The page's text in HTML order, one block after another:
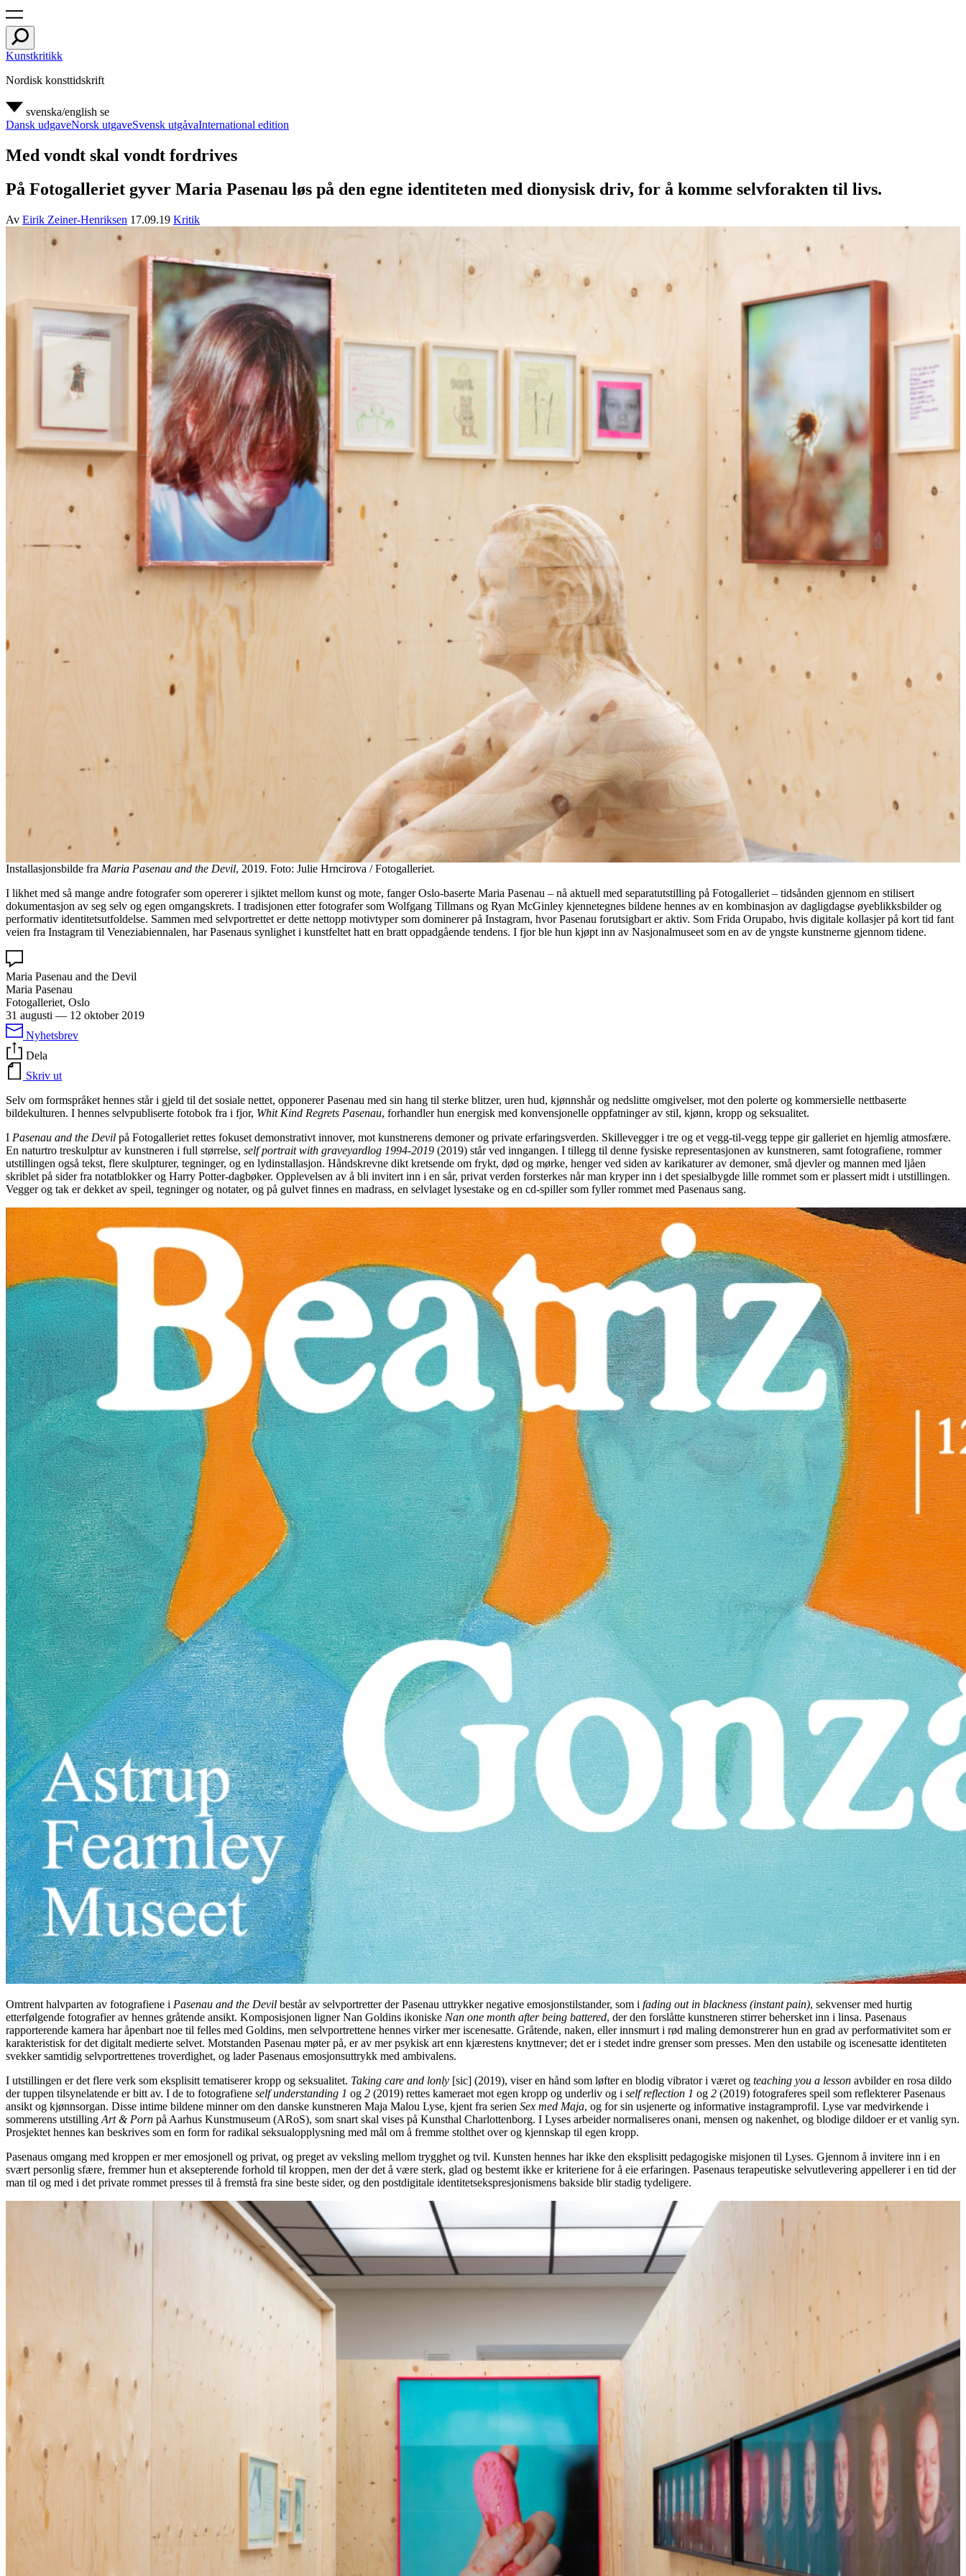
Kunstkritikk
Nordisk konsttidskrift
svenska/english se
Dansk udgaveNorsk utgaveSvensk utgåvaInternational edition
Med vondt skal vondt fordrives
På Fotogalleriet gyver Maria Pasenau løs på den egne identiteten med dionysisk driv, for å komme selvforakten til livs.
Av Eirik Zeiner-Henriksen 17.09.19 Kritik
Installasjonsbilde fra Maria Pasenau and the Devil, 2019. Foto: Julie Hrncirova / Fotogalleriet.
I likhet med så mange andre fotografer som opererer i sjiktet mellom kunst og mote, fanger Oslo-baserte Maria Pasenau – nå aktuell med separatutstilling på Fotogalleriet – tidsånden gjennom en stilisert
dokumentasjon av seg selv og egen omgangskrets. I tradisjonen etter fotografer som Wolfgang Tillmans og Ryan McGinley kjennetegnes bildene hennes av en kombinasjon av dagligdagse øyeblikksbilder og
performativ identitetsutfoldelse. Sammen med selvportrettet er dette nettopp motivtyper som dominerer på Instagram, hvor Pasenau forutsigbart er aktiv. Som Frida Orupabo, hvis digitale kollasjer på kort tid fant
veien fra Instagram til Veneziabiennalen, har Pasenaus synlighet i kunstfeltet hatt en bratt oppadgående tendens. I fjor ble hun kjøpt inn av Nasjonalmuseet som en av de yngste kunstnerne gjennom tidene.
Maria Pasenau and the Devil
Maria Pasenau
Fotogalleriet, Oslo
31 augusti — 12 oktober 2019
Nyhetsbrev
Dela
Skriv ut
Selv om formspråket hennes står i gjeld til det sosiale nettet, opponerer Pasenau med sin hang til sterke blitzer, uren hud, kjønnshår og nedslitte omgivelser, mot den polerte og kommersielle nettbaserte
bildekulturen. I hennes selvpubliserte fotobok fra i fjor, Whit Kind Regrets Pasenau, forhandler hun energisk med konvensjonelle oppfatninger av stil, kjønn, kropp og seksualitet.
I Pasenau and the Devil på Fotogalleriet rettes fokuset demonstrativt innover, mot kunstnerens demoner og private erfaringsverden. Skillevegger i tre og et vegg-til-vegg teppe gir galleriet en hjemlig atmosfære.
En naturtro treskulptur av kunstneren i full størrelse, self portrait with graveyardlog 1994-2019 (2019) står ved inngangen. I tillegg til denne fysiske representasjonen av kunstneren, samt fotografiene, rommer
utstillingen også tekst, flere skulpturer, tegninger, og en lydinstallasjon. Håndskrevne dikt kretsende om frykt, død og mørke, henger ved siden av karikaturer av demoner, små djevler og mannen med ljåen
skriblet på sider fra notatblokker og Harry Potter-dagbøker. Opplevelsen av å bli invitert inn i en sår, privat verden forsterkes når man kryper inn i det spesialbygde lille rommet som er plassert midt i utstillingen.
Vegger og tak er dekket av speil, tegninger og notater, og på gulvet finnes en madrass, en selvlaget lysestake og en cd-spiller som fyller rommet med Pasenaus sang.
Omtrent halvparten av fotografiene i Pasenau and the Devil består av selvportretter der Pasenau uttrykker negative emosjonstilstander, som i fading out in blackness (instant pain), sekvenser med hurtig
etterfølgende fotografier av hennes gråtende ansikt. Komposisjonen ligner Nan Goldins ikoniske Nan one month after being battered, der den forslåtte kunstneren stirrer behersket inn i linsa. Pasenaus
rapporterende kamera har åpenbart noe til felles med Goldins, men selvportrettene hennes virker mer iscenesatte. Gråtende, naken, eller innsmurt i rød maling demonstrerer hun en grad av performativitet som er
karakteristisk for det digitalt medierte selvet. Motstanden Pasenau møter på, er av mer psykisk art enn kjærestens knyttnever; det er i stedet indre grenser som presses. Men den ustabile og iscenesatte identiteten
svekker samtidig selvportrettenes troverdighet, og lader Pasenaus emosjonsuttrykk med ambivalens.
I utstillingen er det flere verk som eksplisitt tematiserer kropp og seksualitet. Taking care and lonly [sic] (2019), viser en hånd som løfter en blodig vibrator i været og teaching you a lesson avbilder en rosa dildo
der tuppen tilsynelatende er bitt av. I de to fotografiene self understanding 1 og 2 (2019) rettes kameraet mot egen kropp og underliv og i self reflection 1 og 2 (2019) fotograferes speil som reflekterer Pasenaus
ansikt og kjønnsorgan. Disse intime bildene minner om den danske kunstneren Maja Malou Lyse, kjent fra serien Sex med Maja, og for sin usjenerte og informative instagramprofil. Lyse var medvirkende i
sommerens utstilling Art & Porn på Aarhus Kunstmuseum (ARoS), som snart skal vises på Kunsthal Charlottenborg. I Lyses arbeider normaliseres onani, mensen og nakenhet, og blodige dildoer er et vanlig syn.
Prosjektet hennes kan beskrives som en form for radikal seksualopplysning med mål om å fremme stolthet over og kjennskap til egen kropp.
Pasenaus omgang med kroppen er mer emosjonell og privat, og preget av veksling mellom trygghet og tvil. Kunsten hennes har ikke den eksplisitt pedagogiske misjonen til Lyses. Gjennom å invitere inn i en
svært personlig sfære, fremmer hun et aksepterende forhold til kroppen, men der det å være sterk, glad og bestemt ikke er kriteriene for å eie erfaringen. Pasenaus terapeutiske selvutlevering appellerer i en tid der
man til og med i det private rommet presses til å fremstå fra sine beste sider, og den postdigitale identitetsekspresjonismens bakside blir stadig tydeligere.